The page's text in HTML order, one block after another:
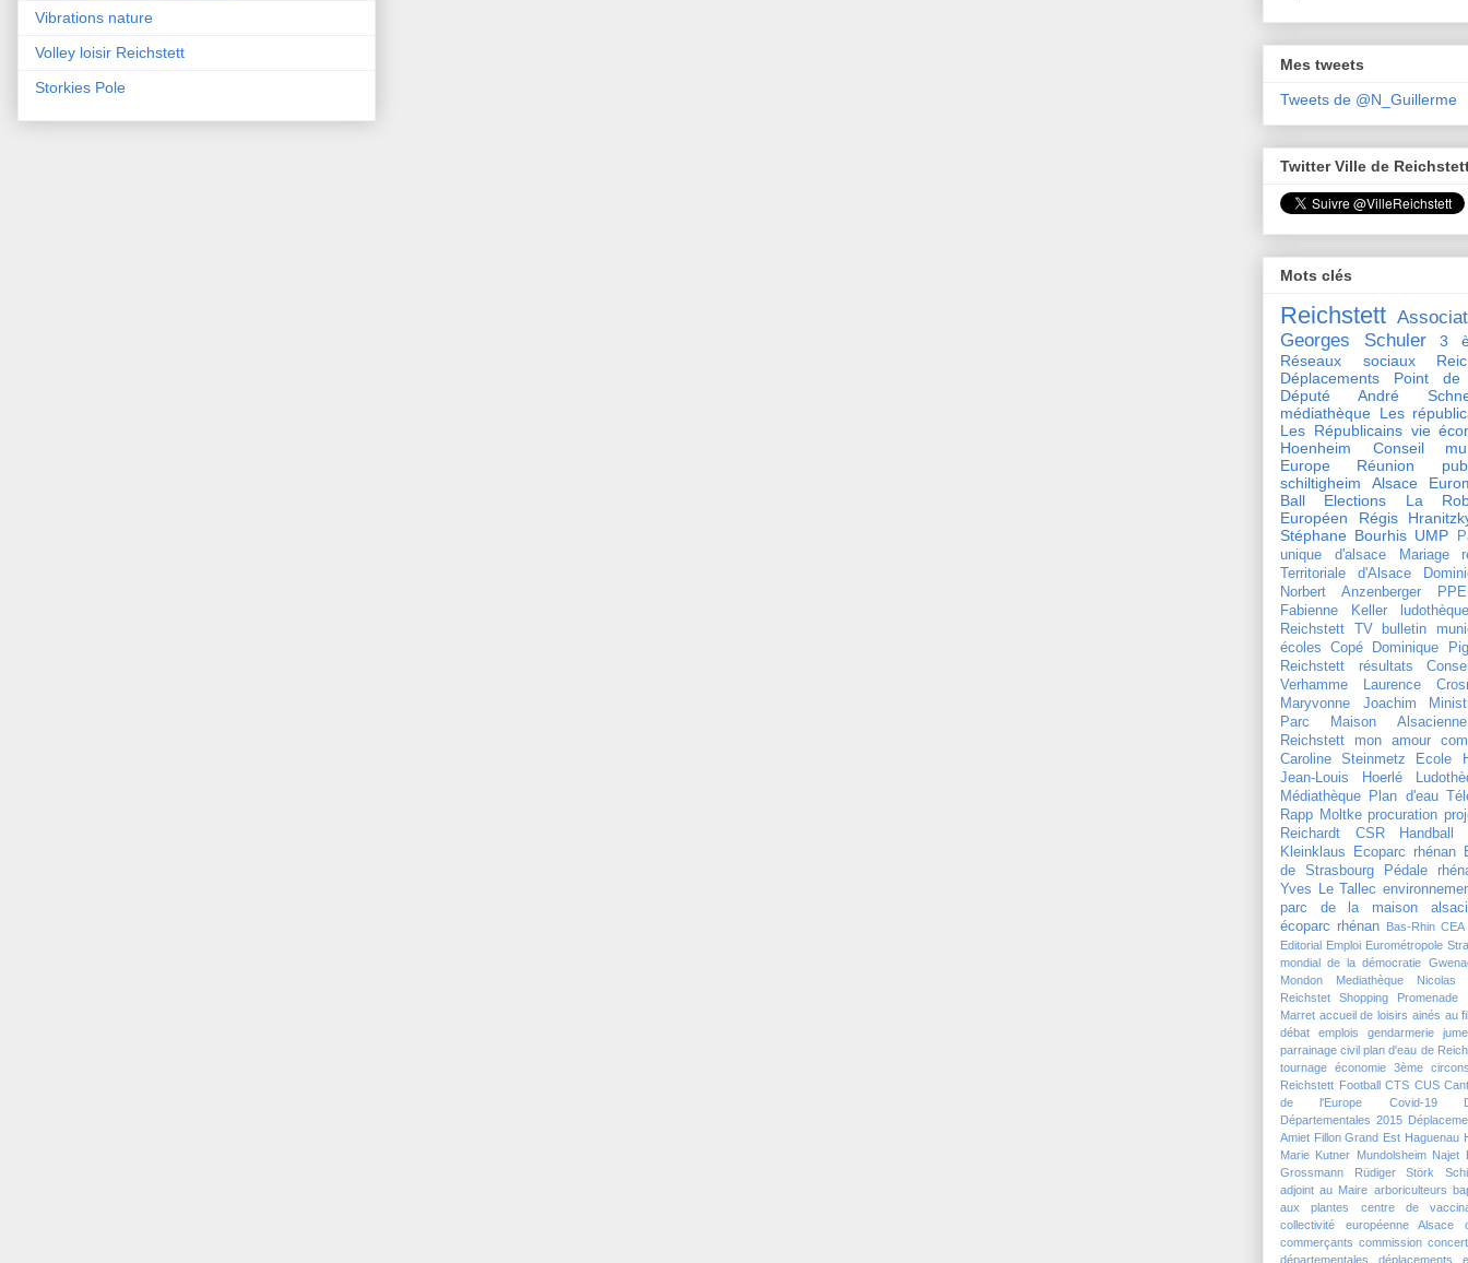
Vibrations nature
Volley loisir Reichstett
Storkies Pole
Mes tweets
Tweets de @N_Guillerme
Twitter Ville de
Mots clés
Reichstett
Georges Schuler
3
Réseaux sociaux
Déplacements
Point de
Député André
médiathèque Les
Les Républicains vie
Hoenheim
Conseil
Europe
Réunion
schiltigheim
Alsace
Ball
Elections
La
Européen
Régis
Stéphane Bourhis UMP
unique d'alsace
Mariage
Territoriale d'Alsace
Norbert Anzenberger
PPE
Fabienne Keller
ludothèque
Reichstett TV
bulletin
écoles
Copé
Dominique
Reichstett
résultats
Verhamme
Laurence
Maryvonne Joachim
Parc Maison Alsacienne
Reichstett mon amour
Caroline Steinmetz
Ecole
Jean-Louis Hoerlé
Médiathèque
Plan d'eau
Rapp Moltke procuration
Reichardt
CSR Handball
Kleinklaus
Ecoparc rhénan
de Strasbourg
Pédale
Yves Le Tallec
parc de la maison
écoparc rhénan
Bas-Rhin CEA
Editorial
Emploi Eurométropole
mondial de la démocratie
Mondon
Mediathèque
Nicolas
Reichstet
Shopping
Marret accueil de loisirs ainés au
débat
emplois gendarmerie
parrainage civil plan d'eau de
tournage économie 3ème
Reichstett Football
CTS CUS
de l'Europe
Covid-19
Départementales 2015
Amiet Fillon Grand Est Haguenau
Marie Kutner Mundolsheim Najet
Grossmann
Rüdiger Störk
adjoint au Maire arboriculteurs
aux plantes
centre de
collectivité européenne Alsace
commerçants commission concert
départementales
déplacements